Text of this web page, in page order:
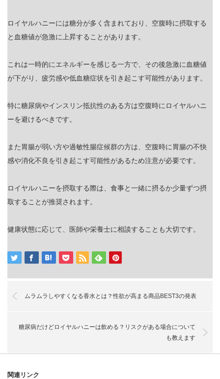
ロイヤルハニーには糖分が多く含まれており、空腹時に摂取する
と血糖値が急激に上昇することがあります。
これは一時的にエネルギーを感じる一方で、その後急激に血糖値
が下がり、疲労感や低血糖症状を引き起こす可能性があります。
特に糖尿病やインスリン抵抗性のある方は空腹時にロイヤルハニ
ーを避けるべきです。
また胃腸が弱い方や過敏性腸症候群の方は、空腹時に胃腸の不快
感や消化不良を引き起こす可能性があるため注意が必要です。
ロイヤルハニーを摂取する際は、食事と一緒に摂るか少量ずつ摂
取することが推奨されます。
健康状態に応じて、医師や栄養士に相談することも大切です。
ムラムラしやすくなる香水とは？性欲が高まる商品BEST3の発表
糖尿病だけどロイヤルハニーは飲める？リスクがある場合について
も教えます
関連リンク